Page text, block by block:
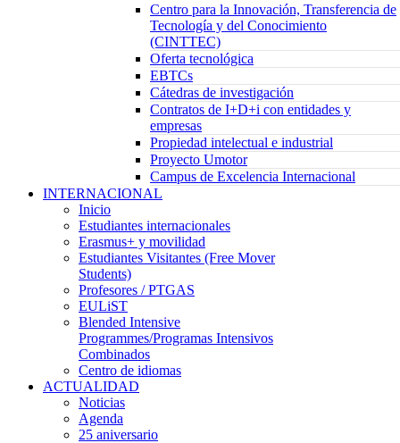
Centro para la Innovación, Transferencia de
Tecnología y del Conocimiento
(CINTTEC)
Oferta tecnológica
EBTCs
Cátedras de investigación
Contratos de I+D+i con entidades y
empresas
Propiedad intelectual e industrial
Proyecto Umotor
Campus de Excelencia Internacional
INTERNACIONAL
Inicio
Estudiantes internacionales
Erasmus+ y movilidad
Estudiantes Visitantes (Free Mover
Students)
Profesores / PTGAS
EULiST
Blended Intensive
Programmes/Programas Intensivos
Combinados
Centro de idiomas
ACTUALIDAD
Noticias
Agenda
25 aniversario